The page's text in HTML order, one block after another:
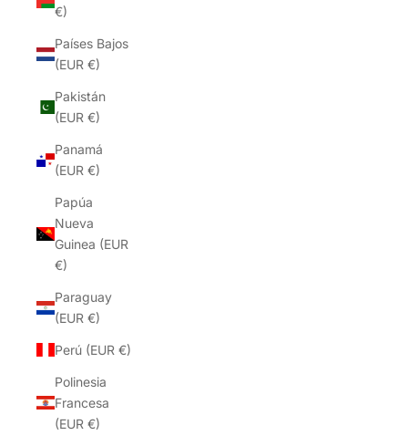
€)
Países Bajos
(EUR €)
Pakistán
(EUR €)
Panamá
(EUR €)
Papúa
Nueva
Guinea (EUR
€)
Paraguay
(EUR €)
Perú (EUR €)
Polinesia
Francesa
(EUR €)